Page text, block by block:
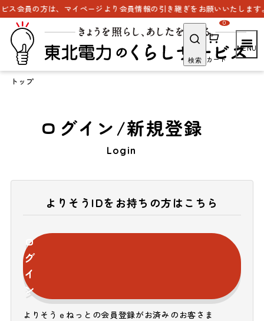
員の方は、マイページより会員情報の引き継ぎをお願いいたします。
検索 カート
0
トップ
ログイン/新規登録
Login
よりそうIDをお持ちの方はこちら
ロ
グ
イ
ン
よりそうｅねっとの会員登録がお済みのお客さま